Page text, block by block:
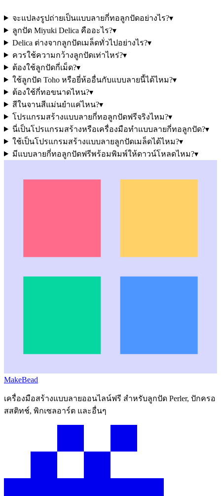
จะแปลงรูปถ่ายเป็นแบบลายกี่ทอลูกปัดอย่างไร?▾
ลูกปัด Miyuki Delica คืออะไร?▾
Delica ต่างจากลูกปัดเมล็ดทั่วไปอย่างไร?▾
ควรใช้ความกว้างลูกปัดเท่าไหร่?▾
ต้องใช้ลูกปัดกี่เม็ด?▾
ใช้ลูกปัด Toho หรือยี่ห้ออื่นกับแบบลายนี้ได้ไหม?▾
ต้องใช้กี่ทอขนาดไหน?▾
สีในจานสีแม่นยำแค่ไหน?▾
โปรแกรมสร้างแบบลายกี่ทอลูกปัดฟรีจริงไหม?▾
นี่เป็นโปรแกรมสร้างหรือเครื่องมือทำแบบลายกี่ทอลูกปัด?▾
ใช้เป็นโปรแกรมสร้างแบบลายลูกปัดเมล็ดได้ไหม?▾
มีแบบลายกี่ทอลูกปัดฟรีพร้อมพิมพ์ให้ดาวน์โหลดไหม?▾
MakeBead
เครื่องมือสร้างแบบลายออนไลน์ฟรี สำหรับลูกปัด Perler, ปักครอ
สสติทช์, พิกเซลอาร์ต และอื่นๆ